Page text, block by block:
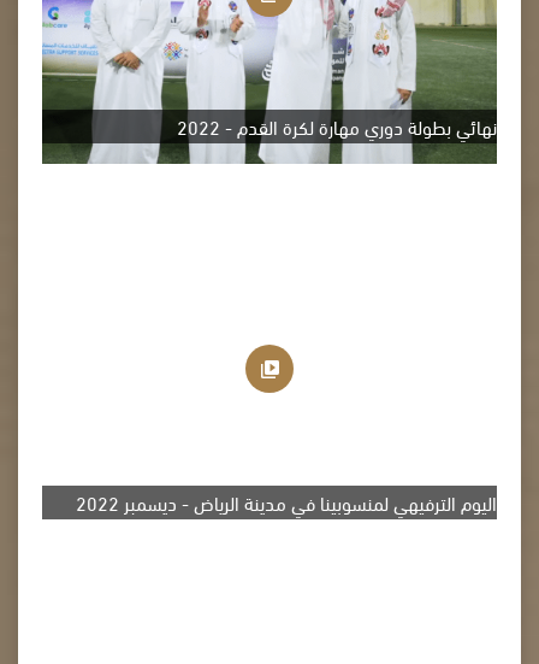
نهائي بطولة دوري مهارة لكرة القدم - 2022
اليوم الترفيهي لمنسوبينا في مدينة الرياض - ديسمبر 2022